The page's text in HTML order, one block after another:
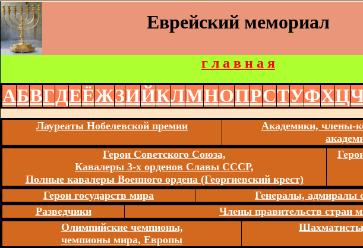
Еврейский мемориал
г л а в н а я
АБВГДЕЁЖЗИЙКЛМНОПРСТУФХЦ
Лауреаты Нобелевской премии
Академики, члены-
Герои Советского Союза,
Кавалеры 3-х орденов Славы СССР,
Полные кавалеры Военного ордена (Георгиевский крест)
Герои государств мира
Генералы, адмиралы
Разведчики
Члены правительств стран
Олимпийские чемпионы,
чемпионы мира, Европы